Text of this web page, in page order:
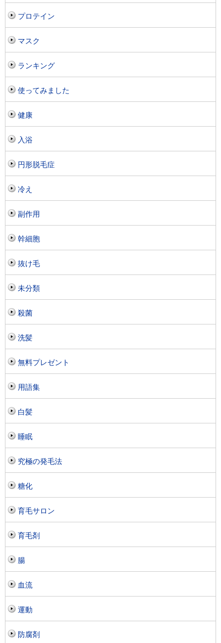
プロテイン
マスク
ランキング
使ってみました
健康
入浴
円形脱毛症
冷え
副作用
幹細胞
抜け毛
未分類
殺菌
洗髪
無料プレゼント
用語集
白髪
睡眠
究極の発毛法
糖化
育毛サロン
育毛剤
腸
血流
運動
防腐剤